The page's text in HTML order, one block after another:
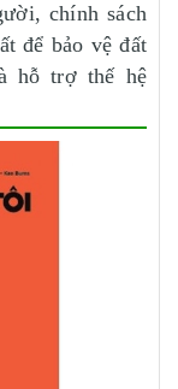
chính sách
để bảo vệ đất
hỗ trợ thế hệ